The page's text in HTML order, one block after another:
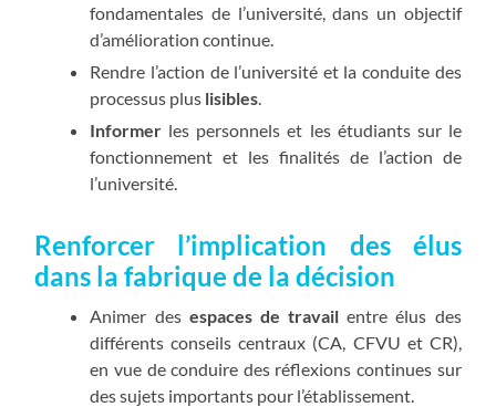
fondamentales de l’université, dans un objectif
d’amélioration continue.
Rendre l’action de l’université et la conduite des
processus plus lisibles
Informer les personnels et les étudiants sur le
fonctionnement et les finalités de l’action de
l’université.
Renforcer l’implication des élus
dans la fabrique de la décision
Animer des espaces de travailentre élus des
différents conseils centraux (CA, CFVU et CR),
en vue de conduire des réflexions continues sur
des sujets importants pour l’établissement.